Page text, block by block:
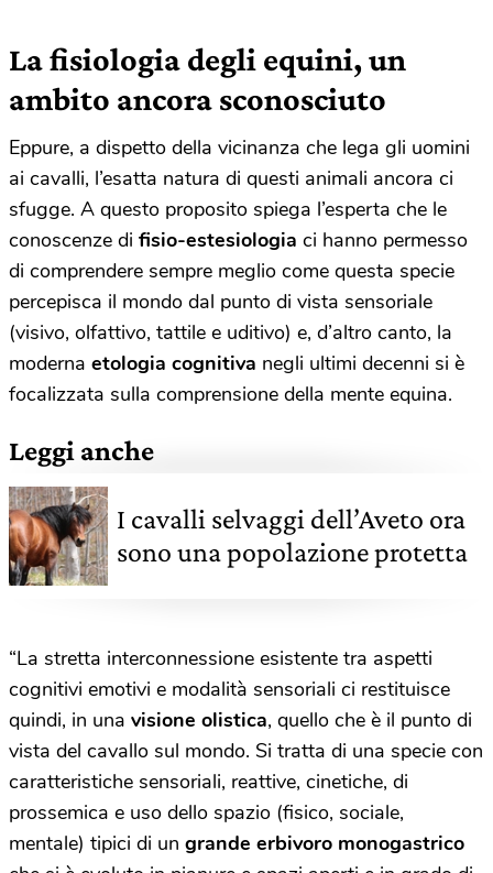
La fisiologia degli equini, un
ambito ancora sconosciuto
Eppure, a dispetto della vicinanza che lega gli uomini
ai cavalli, l’esatta natura di questi animali ancora ci
sfugge. A questo proposito spiega l’esperta che le
conoscenze di fisio-estesiologia ci hanno permesso
di comprendere sempre meglio come questa specie
percepisca il mondo dal punto di vista sensoriale
(visivo, olfattivo, tattile e uditivo) e, d’altro canto, la
moderna etologia cognitiva negli ultimi decenni si è
focalizzata sulla comprensione della mente equina.
Leggi anche
I cavalli selvaggi dell’Aveto ora
sono una popolazione protetta
“La stretta interconnessione esistente tra aspetti
cognitivi emotivi e modalità sensoriali ci restituisce
quindi, in una visione olistica, quello che è il punto di
vista del cavallo sul mondo. Si tratta di una specie con
caratteristiche sensoriali, reattive, cinetiche, di
prossemica e uso dello spazio (fisico, sociale,
mentale) tipici di un grande erbivoro monogastrico